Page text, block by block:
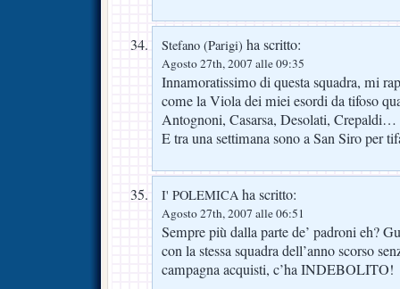
Stefano (Parigi) ha scritto:
Agosto 27th, 2007 alle 09:35
Innamoratissimo di questa squadra, mi
come la Viola dei miei esordi da tifoso
Antognoni, Casarsa, Desolati, Crepaldi…
E tra una settimana sono a San Siro per
I' POLEMICA ha scritto:
Agosto 27th, 2007 alle 06:51
Sempre più dalla parte de’ padroni eh?
con la stessa squadra dell’anno scorso
campagna acquisti, c’ha INDEBOLITO!